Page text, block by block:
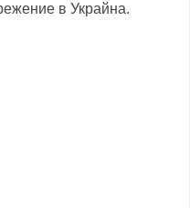
в Украйна.